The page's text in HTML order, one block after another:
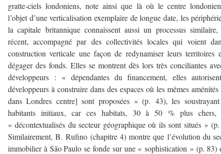
gratte-ciels londoniens, note ainsi que là où le centre
l’objet d’une verticalisation exemplaire de longue date, les
la capitale britannique connaissent aussi un processus
récent, accompagné par des collectivités locales qui voient
construction verticale une façon de redynamiser leurs territoires
dégager des fonds. Elles se montrent dès lors très conciliantes
développeurs : « dépendantes du financement, elles
développeurs à construire dans des espaces où les mêmes
dans Londres centre] sont proposées » (p. 43), les
habitants initiaux, car ces habitats, 30 à 50 % plus chers,
« décontextualisés du secteur géographique où ils sont situés »
Similairement, B. Rufino (chapitre 4) montre que l’évolution du
immobilier à São Paulo se fonde sur une « sophistication » (p. 83)